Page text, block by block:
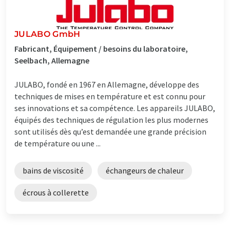
JULABO GmbH
Fabricant, Équipement / besoins du laboratoire,
Seelbach, Allemagne
JULABO, fondé en 1967 en Allemagne, développe des
techniques de mises en température et est connu pour
ses innovations et sa compétence. Les appareils JULABO,
équipés des techniques de régulation les plus modernes
sont utilisés dès qu’est demandée une grande précision
de température ou une ...
bains de viscosité échangeurs de chaleur
écrous à collerette